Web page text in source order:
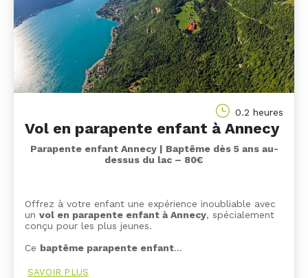
0.2 heures
Vol en parapente enfant à Annecy
Parapente enfant Annecy | Baptême dès 5 ans au-
dessus du lac – 80€
Offrez à votre enfant une expérience inoubliable avec
un vol en parapente enfant à Annecy, spécialement
conçu pour les plus jeunes.
Ce baptême parapente enfant…
SAVOIR PLUS